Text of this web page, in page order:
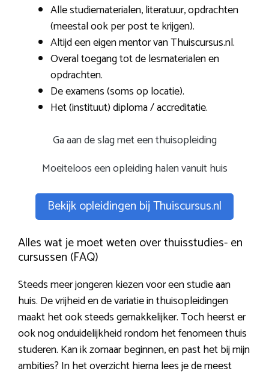
Alle studiematerialen, literatuur, opdrachten
(meestal ook per post te krijgen).
Altijd een eigen mentor van Thuiscursus.nl.
Overal toegang tot de lesmaterialen en
opdrachten.
De examens (soms op locatie).
Het (instituut) diploma / accreditatie.
Ga aan de slag met een thuisopleiding
Moeiteloos een opleiding halen vanuit huis
Bekijk opleidingen bij Thuiscursus.nl
Alles wat je moet weten over thuisstudies- en
cursussen (FAQ)
Steeds meer jongeren kiezen voor een studie aan
huis. De vrijheid en de variatie in thuisopleidingen
maakt het ook steeds gemakkelijker. Toch heerst er
ook nog onduidelijkheid rondom het fenomeen thuis
studeren. Kan ik zomaar beginnen, en past het bij mijn
ambities? In het overzicht hierna lees je de meest